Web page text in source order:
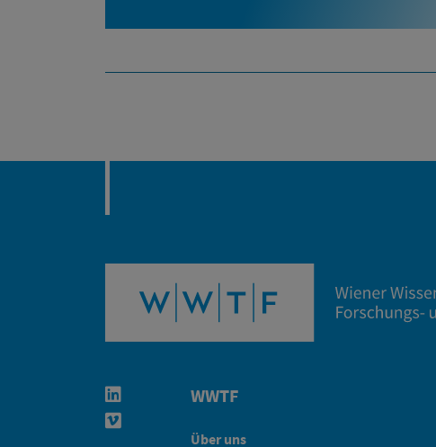
Linkedin in neuem Fenster öffnen
WWTF
Über uns